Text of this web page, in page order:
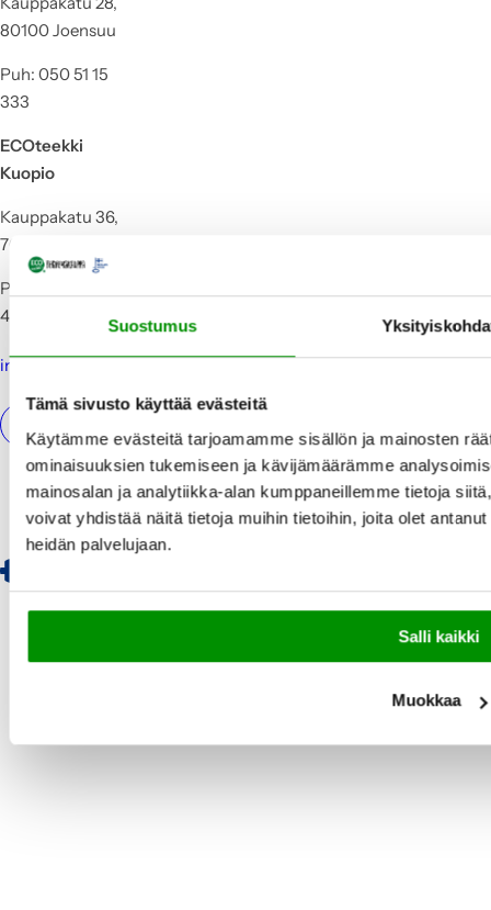
Suostumus
Tämä sivusto käyttää evästeitä
Käytämme evästeitä tarjoamamme sisällön ja mainosten
ominaisuuksien tukemiseen ja kävijämäärämme
mainosalan ja analytiikka-alan kumppaneillemme tietoja
voivat yhdistää näitä tietoja muihin tietoihin, joita olet
heidän palvelujaan.
Salli kaikki
Muokkaa
80100 Joensuu
Puh: 050 51 15
333
ECOteekki
Kuopio
Kauppakatu 36,
70110 Kuopio
Puh: 050 55 86
454
info@ecoteekki.fi